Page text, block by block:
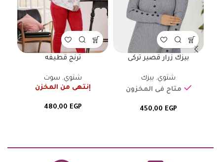
بيزك زرار قصير تركى
شتوي, بيزك
متاح فى المخزون
450,00 EGP
ترنج قطيفه
شتوي, سوت
إنتهى من المخزن
480,00 EGP